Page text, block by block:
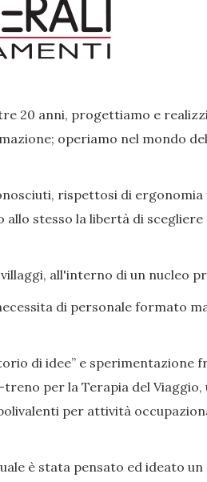
20 anni, progettiamo e
operiamo nel mondo
rispettosi di
stesso la libertà di
all'interno di un nucleo
di personale formato
di idee” e
per la Terapia del
per attività
è stata pensato ed ideato